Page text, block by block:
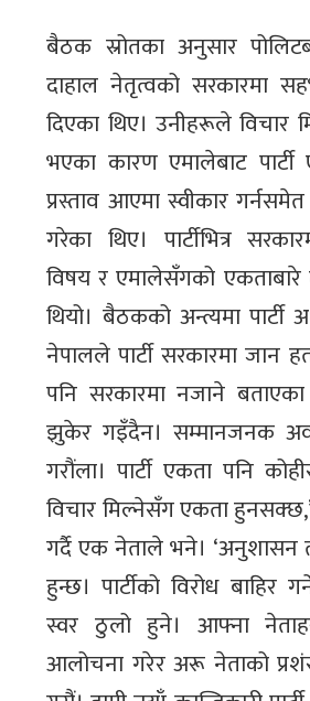
बैठक स्रोतका अनुसार
दाहाल नेतृत्वको सरकारमा
दिएका थिए। उनीहरूले विचार
भएका कारण एमालेबाट
प्रस्ताव आएमा स्वीकार
गरेका थिए। पार्टीभित्र
विषय र एमालेसँगको
थियो। बैठकको अन्त्यमा पार्टी
नेपालले पार्टी सरकारमा जान
पनि सरकारमा नजाने बताएका
झुकेर गइँदैन। सम्मानजनक
गरौंला। पार्टी एकता पनि
विचार मिल्नेसँग एकता
गर्दै एक नेताले भने। ‘अनुशासन
हुन्छ। पार्टीको विरोध बाहिर
स्वर ठुलो हुने। आफ्ना
आलोचना गरेर अरू नेताको